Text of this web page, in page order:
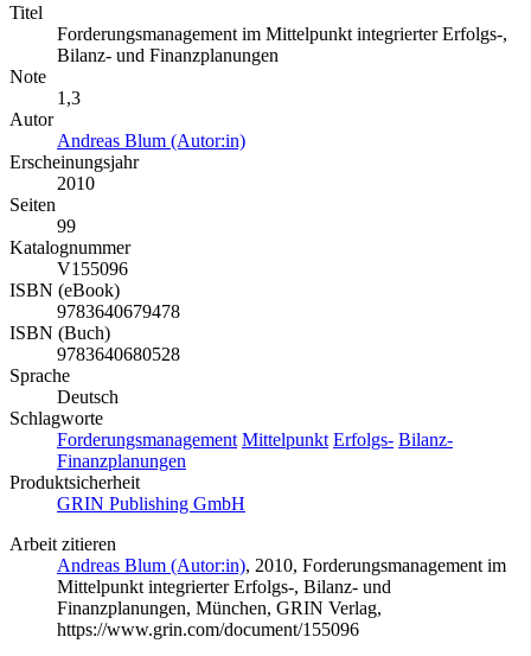
Titel
Forderungsmanagement im Mittelpunkt integrierter Erfolgs-,
Bilanz- und Finanzplanungen
Note
1,3
Autor
Andreas Blum (Autor:in)
Erscheinungsjahr
2010
Seiten
99
Katalognummer
V155096
ISBN (eBook)
9783640679478
ISBN (Buch)
9783640680528
Sprache
Deutsch
Schlagworte
Forderungsmanagement Mittelpunkt Erfolgs- Bilanz-
Finanzplanungen
Produktsicherheit
GRIN Publishing GmbH
Arbeit zitieren
Andreas Blum (Autor:in), 2010, Forderungsmanagement im
Mittelpunkt integrierter Erfolgs-, Bilanz- und
Finanzplanungen, München, GRIN Verlag,
https://www.grin.com/document/155096